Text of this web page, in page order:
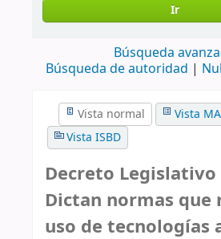
Ir
Búsqueda
Búsqueda de autoridad
Vista normal
Vista
Vista ISBD
Decreto Legislativo
Dictan normas que
uso de tecnologías